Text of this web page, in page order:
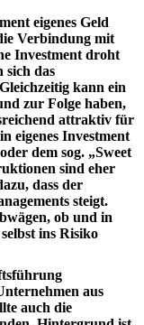
eigenes Geld
Verbindung mit
Investment droht
sich das
kann ein
zur Folge haben,
attraktiv für
eigenes Investment
dem sog. „Sweet
sind eher
dass der
steigt.
ob und in
ins Risiko
aus
auch die